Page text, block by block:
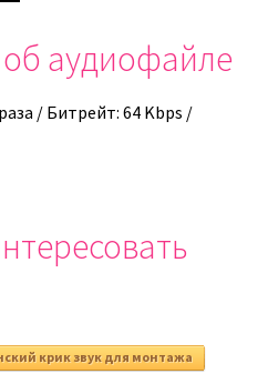
аудиофайле
/ Битрейт: 64 Kbps /
крик звук для монтажа